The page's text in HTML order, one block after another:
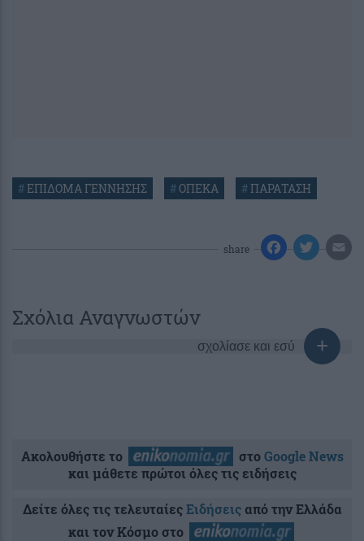
#ΕΠΙΔΟΜΑ ΓΕΝΝΗΣΗΣ #ΟΠΕΚΑ #ΠΑΡΑΤΑΣΗ
share
Σχόλια Αναγνωστών
σχολίασε και εσύ
Ακολουθήστε το στοGoogle News
και μάθετε πρώτοι όλες τις ειδήσεις
Δείτε όλες τις τελευταίεςΕιδήσειςαπό την Ελλάδα
και τον Κόσμο στο